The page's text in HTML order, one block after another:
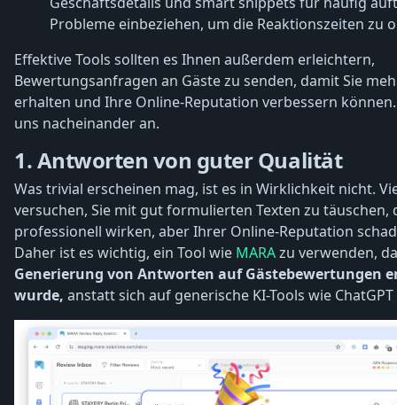
Probleme einbeziehen, um die Reaktionszeiten zu
Effektive Tools sollten es Ihnen außerdem erleichtern,
Bewertungsanfragen an Gäste zu senden, damit Sie
erhalten und Ihre Online-Reputation verbessern
uns nacheinander an.
1. Antworten von guter Qualität
Was trivial erscheinen mag, ist es in Wirklichkeit nicht.
versuchen, Sie mit gut formulierten Texten zu täuschen,
professionell wirken, aber Ihrer Online-Reputation
Daher ist es wichtig, ein Tool wie MARAzu verwenden,
Generierung von Antworten auf Gästebewertungen
wurde, anstatt sich auf generische KI-Tools wie